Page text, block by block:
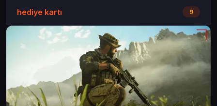
hediye kartı 9